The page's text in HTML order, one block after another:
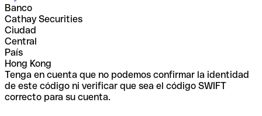
Banco
Cathay Securities
Ciudad
Central
País
Hong Kong
Tenga en cuenta que no podemos confirmar la identidad
de este código ni verificar que sea el código SWIFT
correcto para su cuenta.